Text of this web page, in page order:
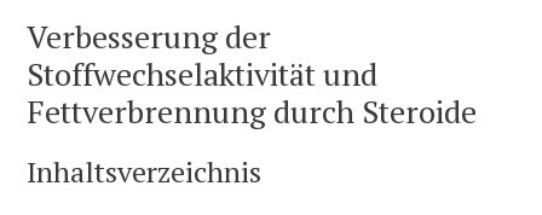
Verbesserung der
Stoffwechselaktivität und
Fettverbrennung durch Steroide
Inhaltsverzeichnis